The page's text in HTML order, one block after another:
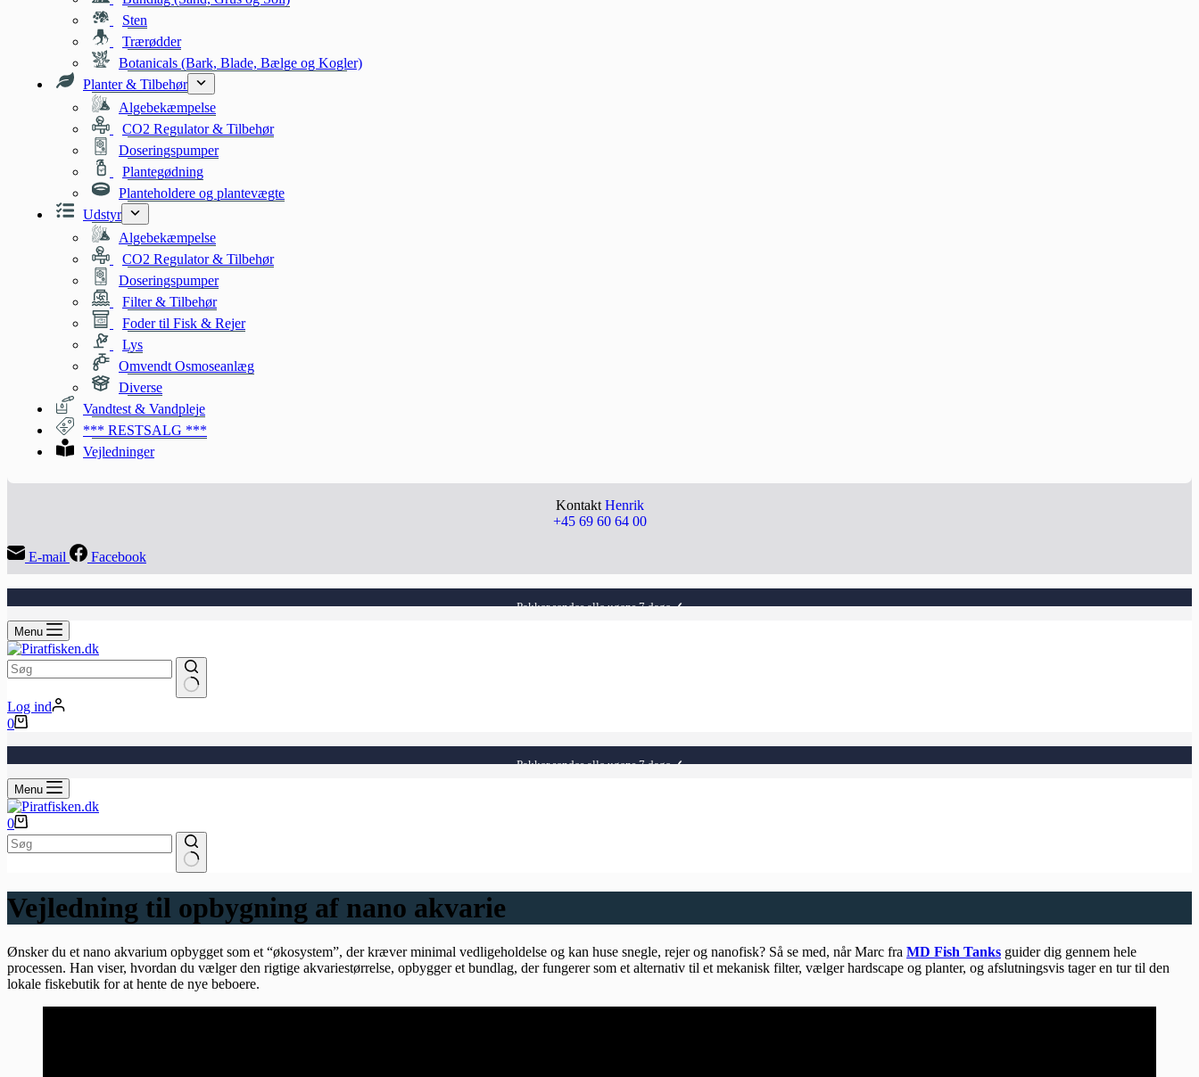
Sten
Trærødder
Botanicals (Bark, Blade, Bælge og Kogler)
Planter & Tilbehør
Algebekæmpelse
CO2 Regulator & Tilbehør
Doseringspumper
Plantegødning
Planteholdere og plantevægte
Udstyr
Algebekæmpelse
CO2 Regulator & Tilbehør
Doseringspumper
Filter & Tilbehør
Foder til Fisk & Rejer
Lys
Omvendt Osmoseanlæg
Diverse
Vandtest & Vandpleje
*** RESTSALG ***
Vejledninger
Kontakt Henrik
+45 69 60 64 00
E-mail Facebook
29 kr i fragt på alle ordre✓
100% jysk web-shop✓
Pakker sendes alle ugens 7 dage✓
Menu
Ingen
resultater
Log ind
Indkøbskurv
0
100% jysk web-shop✓
Pakker sendes alle ugens 7 dage✓
Menu
Indkøbskurv
0
resultater
Vejledning til opbygning af nano akvarie
Ønsker du et nano akvarium opbygget som et “økosystem”, der kræver minimal vedligeholdelse og kan huse snegle, rejer og nanofisk? Så se med, når Marc fra MD Fish Tanks guider dig gennem hele
processen. Han viser, hvordan du vælger den rigtige akvariestørrelse, opbygger et bundlag, der fungerer som et alternativ til et mekanisk filter, vælger hardscape og planter, og afslutningsvis tager en tur til den
lokale fiskebutik for at hente de nye beboere.